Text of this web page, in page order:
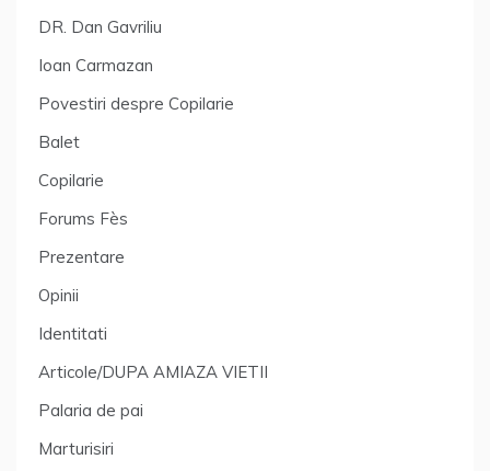
DR. Dan Gavriliu
Ioan Carmazan
Povestiri despre Copilarie
Balet
Copilarie
Forums Fès
Prezentare
Opinii
Identitati
Articole/DUPA AMIAZA VIETII
Palaria de pai
Marturisiri